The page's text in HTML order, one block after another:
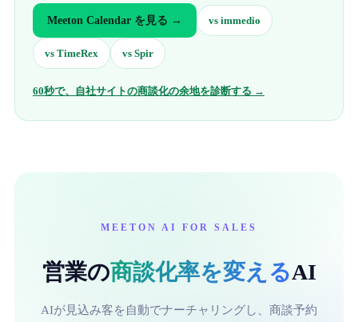
Meeton Calendarを見る → vs immedio
vs TimeRex vs Spir
60秒で、自社サイトの商談化の余地を診断する →
MEETON AI FOR SALES
営業の商談化率を変えるAI
AIが見込み客を自動でナーチャリングし、商談予約